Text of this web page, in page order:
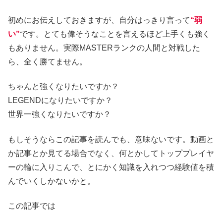
初めにお伝えしておきますが、自分はっきり言って“弱
い”です。とても偉そうなことを言えるほど上手くも強く
もありません。実際MASTERランクの人間と対戦した
ら、全く勝てません。
ちゃんと強くなりたいですか？
LEGENDになりたいですか？
世界一強くなりたいですか？
もしそうならこの記事を読んでも、意味ないです。動画と
か記事とか見てる場合でなく、何とかしてトッププレイヤ
ーの輪に入りこんで、とにかく知識を入れつつ経験値を積
んでいくしかないかと。
この記事では